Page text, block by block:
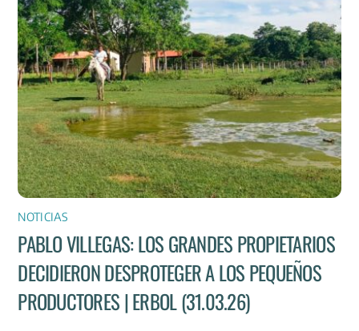
NOTICIAS
PABLO VILLEGAS: LOS GRANDES PROPIETARIOS
DECIDIERON DESPROTEGER A LOS PEQUEÑOS
PRODUCTORES | ERBOL (31.03.26)